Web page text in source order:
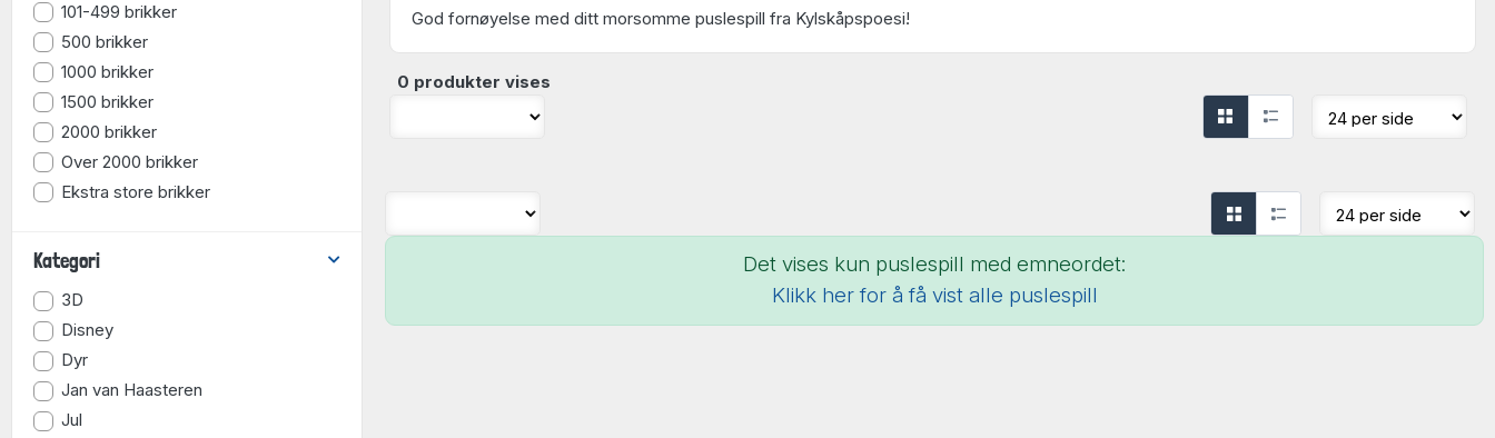
101-499 brikker
500 brikker
1000 brikker
1500 brikker
2000 brikker
Over 2000 brikker
Ekstra store brikker
Kategori
3D
Disney
Dyr
Jan van Haasteren
Jul
God fornøyelse med ditt morsomme puslespill fra Kylskåpspoesi!
0 produkter vises
Det vises kun puslespill med emneordet:
Klikk her for å få vist alle puslespill